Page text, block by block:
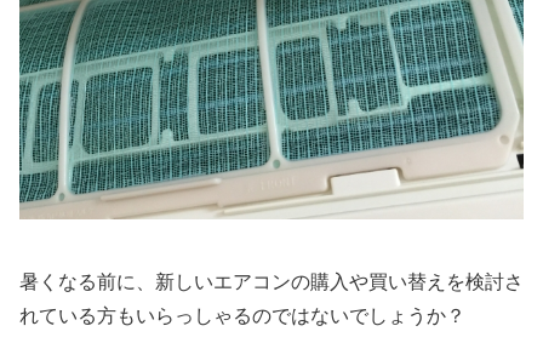
暑くなる前に、新しいエアコンの購入や買い替えを検討さ
れている方もいらっしゃるのではないでしょうか？